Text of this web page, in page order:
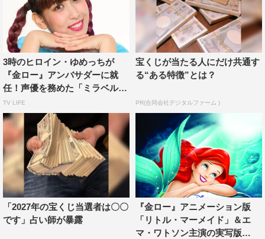
ム・ド・パリ」に着想を得て、「美女と野獣」のスタッフ
がアニメーション映画として製作。ノートルダム大聖堂に
幽閉された心優しき孤独な鐘つき男・カジモドの冒険を描
く感動のミュージカル・アニメーション。個性あふれるキ
ャラクター、アカデミー賞ノミネートの胸を打つ音楽、そ
して、息をのむ美しい映像が織りなすディズニー・アニメ
ーションが誇る珠玉の名作となっている。
音楽と作曲は、「リトル・マーメイド」（1989）、「美
女と野獣」（1991）、「アラジン」（1992）、「ポカホ
ンタス」（1995）のディズニー・アニメーションで、4作
続いてアカデミー賞で作曲賞と歌曲賞の2部門ずつを受賞
している巨匠アラン・メンケン。監督はアカデミー賞でア
ニメーションとして史上初めて作品賞にノミネートされた
「美女と野獣」でコンビを組んだゲイリー・トゥルースデ
3時のヒロイン・ゆめっちが
『金ロー』アンバサダーに就
任！声優を務めた「ミラベル
と...
TV LIFE
宝くじが当たる人にだけ共通す
る“ある特徴”とは？
PR(合同会社デジタルファーム )
「2027年の宝くじ当選者は〇〇
です」占い師が暴露
『金ロー』アニメーション版
「リトル・マーメイド」＆エ
マ・ワトソン主演の実写版